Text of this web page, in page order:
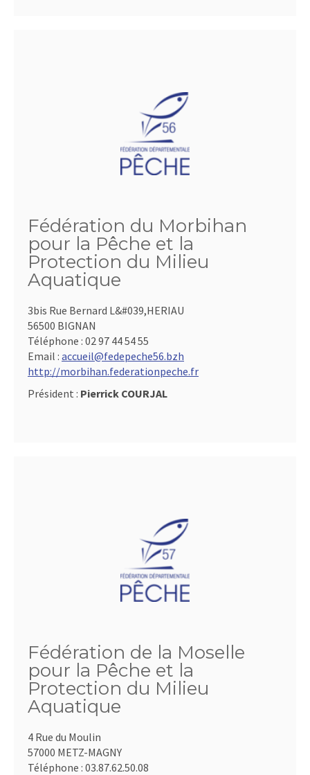
Fédération du Morbihan
pour la Pêche et la
Protection du Milieu
Aquatique
3bis Rue Bernard L&#039,HERIAU
56500 BIGNAN
Téléphone : 02 97 44 54 55
Email : accueil@fedepeche56.bzh
http://morbihan.federationpeche.fr
Président : Pierrick COURJAL
Fédération de la Moselle
pour la Pêche et la
Protection du Milieu
Aquatique
4 Rue du Moulin
57000 METZ-MAGNY
Téléphone : 03.87.62.50.08